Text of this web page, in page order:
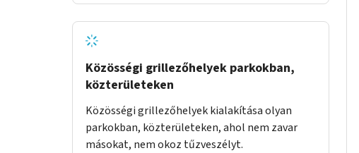
Közösségi grillezőhelyek parkokban,
közterületeken
Közösségi grillezőhelyek kialakítása olyan
parkokban, közterületeken, ahol nem zavar
másokat, nem okoz tűzveszélyt.